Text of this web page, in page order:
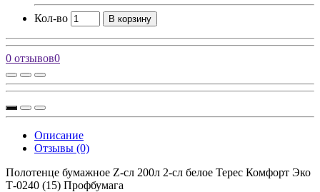
Кол-во В корзину
0 отзывов0
Описание
Отзывы (0)
Полотенце бумажное Z-сл 200л 2-сл белое Терес Комфорт Эко
Т-0240 (15) Профбумага